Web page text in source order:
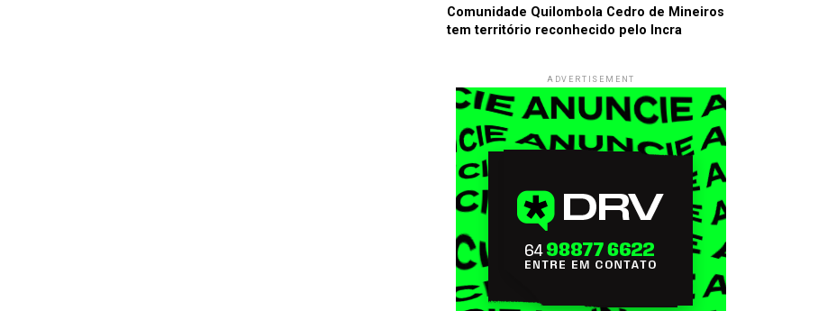
Comunidade Quilombola Cedro de Mineiros
tem território reconhecido pelo Incra
ADVERTISEMENT